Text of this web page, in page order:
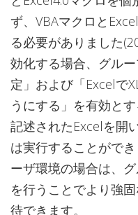
ず、VBAマクロと
る必要がありました
効化する場合、グル
定」および「Excelで
うにする」を有効と
記述されたExcelを開
は実行することがで
ーザ環境の場合は、
を行うことでより強
待できます。